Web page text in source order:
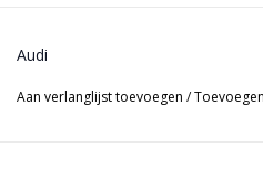
Audi
Aan verlanglijst toevoegen /